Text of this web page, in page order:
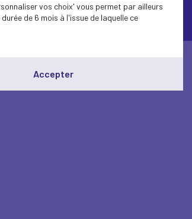
Corsica 2026 -Mentions légales
vos choix' vous permet par ailleurs
de 6 mois à l'issue de laquelle ce
Accepter